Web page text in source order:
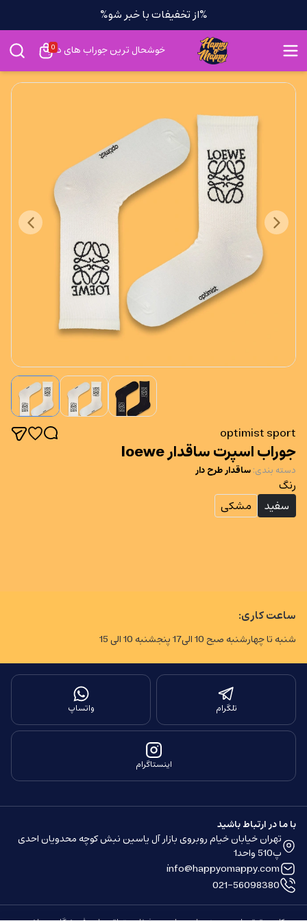
%از تخفیفات با خبر شو%
خوشحال ترین جوراب های دنیا
0
optimist sport
جوراب اسپرت ساقدار loewe
دسته بندی: ساقدار طرح دار
رنگ
سفید
مشکی
ساعت کاری:
شنبه تا چهارشنبه صبح 10 الی17 پنجشنبه 10 الی 15
تلگرام واتساپ
اینستاگرام
با ما در ارتباط باشید
تهران خیابان خیام روبروی بازار آل یاسین نبش کوچه محدویان احدی
پ510 واحد1
info@happyomappy.com
021-56098380